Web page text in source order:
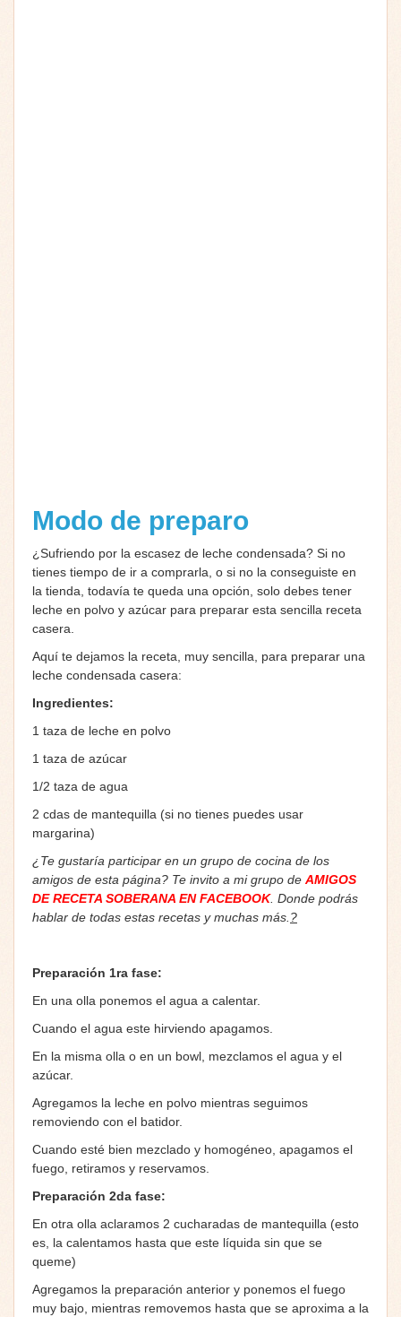
Modo de preparo
¿Sufriendo por la escasez de leche condensada? Si no
tienes tiempo de ir a comprarla, o si no la conseguiste en
la tienda, todavía te queda una opción, solo debes tener
leche en polvo y azúcar para preparar esta sencilla receta
casera.
Aquí te dejamos la receta, muy sencilla, para preparar una
leche condensada casera:
Ingredientes:
1 taza de leche en polvo
1 taza de azúcar
1/2 taza de agua
2 cdas de mantequilla (si no tienes puedes usar
margarina)
¿Te gustaría participar en un grupo de cocina de los
amigos de esta página? Te invito a mi grupo de AMIGOS
DE RECETA SOBERANA EN FACEBOOK. Donde podrás
hablar de todas estas recetas y muchas más. ?
Preparación 1ra fase:
En una olla ponemos el agua a calentar.
Cuando el agua este hirviendo apagamos.
En la misma olla o en un bowl, mezclamos el agua y el
azúcar.
Agregamos la leche en polvo mientras seguimos
removiendo con el batidor.
Cuando esté bien mezclado y homogéneo, apagamos el
fuego, retiramos y reservamos.
Preparación 2da fase:
En otra olla aclaramos 2 cucharadas de mantequilla (esto
es, la calentamos hasta que este líquida sin que se
queme)
Agregamos la preparación anterior y ponemos el fuego
muy bajo, mientras removemos hasta que se aproxima a la